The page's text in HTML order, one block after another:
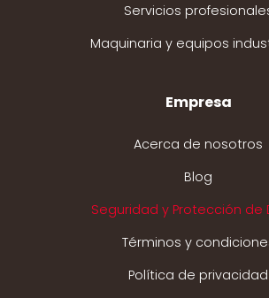
Servicios
Maquinaria y equipos
Empresa
Acerca de nosotros
Blog
Seguridad y Protección de
Términos y
Política de privacidad